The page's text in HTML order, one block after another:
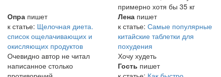
примерно хотя бы 35 кг
Опра пишет
к статье: Щелочная диета.
список ощелачивающих и
окисляющих продуктов
Очевидно автор не читал
написанное столько
Лена пишет
к статье: Самые популярные
китайские таблетки для
похудения
Хочу худеть
Гость пишет